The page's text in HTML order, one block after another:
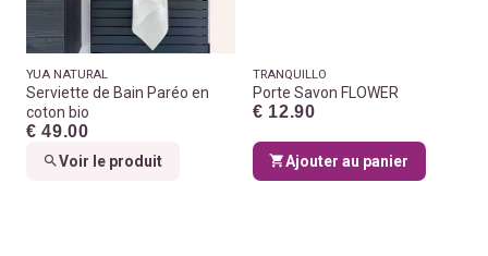
YUA NATURAL
Serviette de Bain Paréo en
coton bio
€ 49.00
Voir le produit
TRANQUILLO
Porte Savon FLOWER
€ 12.90
Ajouter au panier